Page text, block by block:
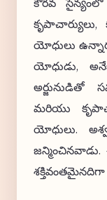
కౌరవ సైన్యంలో
కృపాచార్యులు,
యోధులు
యోధుడు, అనేక
అర్జునుడితో
మరియు
యోధులు.